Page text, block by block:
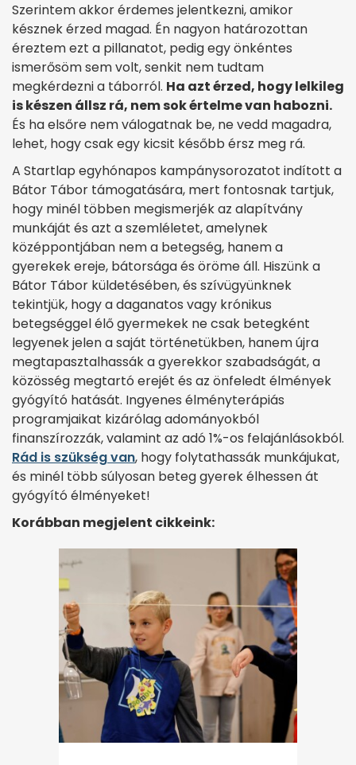
Szerintem akkor érdemes jelentkezni, amikor
késznek érzed magad. Én nagyon határozottan
éreztem ezt a pillanatot, pedig egy önkéntes
ismerősöm sem volt, senkit nem tudtam
megkérdezni a táborról. Ha azt érzed, hogy lelkileg
is készen állsz rá, nem sok értelme van habozni.
És ha elsőre nem válogatnak be, ne vedd magadra,
lehet, hogy csak egy kicsit később érsz meg rá.
A Startlap egyhónapos kampánysorozatot indított a
Bátor Tábor támogatására, mert fontosnak tartjuk,
hogy minél többen megismerjék az alapítvány
munkáját és azt a szemléletet, amelynek
középpontjában nem a betegség, hanem a
gyerekek ereje, bátorsága és öröme áll. Hiszünk a
Bátor Tábor küldetésében, és szívügyünknek
tekintjük, hogy a daganatos vagy krónikus
betegséggel élő gyermekek ne csak betegként
legyenek jelen a saját történetükben, hanem újra
megtapasztalhassák a gyerekkor szabadságát, a
közösség megtartó erejét és az önfeledt élmények
gyógyító hatását. Ingyenes élményterápiás
programjaikat kizárólag adományokból
finanszírozzák, valamint az adó 1%-os felajánlásokból.
Rád is szükség van, hogy folytathassák munkájukat,
és minél több súlyosan beteg gyerek élhessen át
gyógyító élményeket!
Korábban megjelent cikkeink: